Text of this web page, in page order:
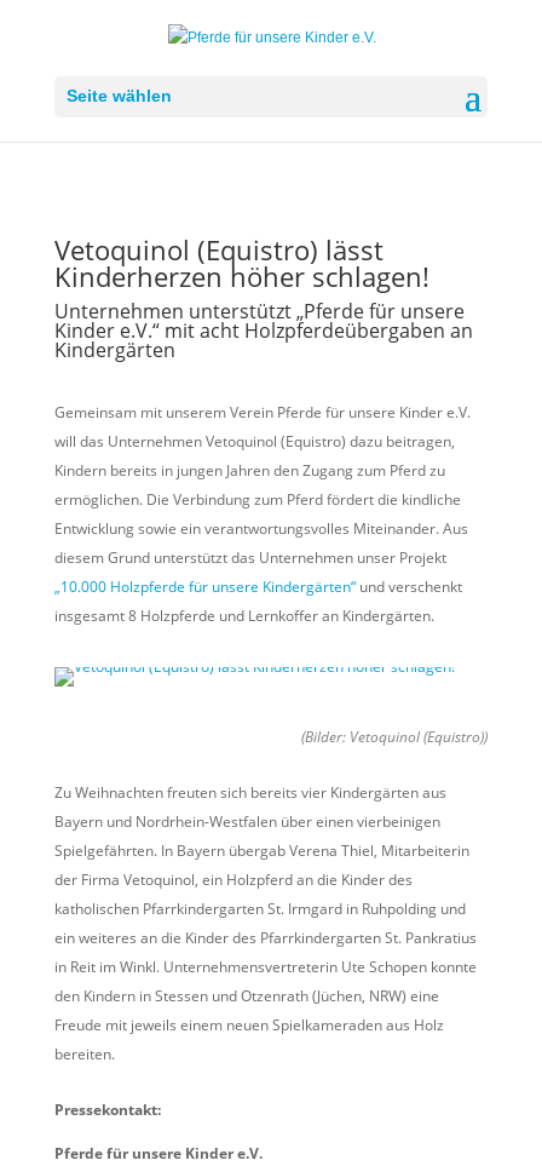
Seite wählen
Vetoquinol (Equistro) lässt
Kinderherzen höher schlagen!
Unternehmen unterstützt „Pferde für unsere
Kinder e.V.“ mit acht Holzpferdeübergaben an
Kindergärten
Gemeinsam mit unserem Verein Pferde für unsere Kinder e.V.
will das Unternehmen Vetoquinol (Equistro) dazu beitragen,
Kindern bereits in jungen Jahren den Zugang zum Pferd zu
ermöglichen. Die Verbindung zum Pferd fördert die kindliche
Entwicklung sowie ein verantwortungsvolles Miteinander. Aus
diesem Grund unterstützt das Unternehmen unser Projekt
„10.000 Holzpferde für unsere Kindergärten“und verschenkt
insgesamt 8 Holzpferde und Lernkoffer an Kindergärten.
(Bilder: Vetoquinol (Equistro))
Zu Weihnachten freuten sich bereits vier Kindergärten aus
Bayern und Nordrhein-Westfalen über einen vierbeinigen
Spielgefährten. In Bayern übergab Verena Thiel, Mitarbeiterin
der Firma Vetoquinol, ein Holzpferd an die Kinder des
katholischen Pfarrkindergarten St. Irmgard in Ruhpolding und
ein weiteres an die Kinder des Pfarrkindergarten St. Pankratius
in Reit im Winkl. Unternehmensvertreterin Ute Schopen konnte
den Kindern in Stessen und Otzenrath (Jüchen, NRW) eine
Freude mit jeweils einem neuen Spielkameraden aus Holz
bereiten.
Pressekontakt:
Pferde für unsere Kinder e.V.